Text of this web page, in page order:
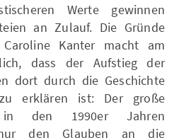
Werte gewinnen
an Zulauf. Die Gründe
Kanter macht am
dass der Aufstieg der
dort durch die Geschichte
erklären ist: Der große
in den 1990er Jahren
den Glauben an die